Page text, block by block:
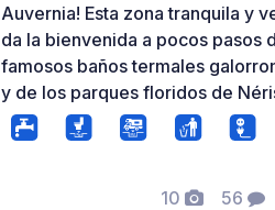
Auvernia! Esta zona tranquila y
da la bienvenida a pocos pasos
famosos baños termales
y de los parques floridos de
Bains. Ideal para una cura termal o para
disfrutar de rutas de senderismo
gran comodidad durante su
10 56